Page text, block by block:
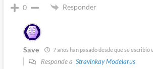
0 Responder
Save 7 años han pasado desde que se escribió
Responde a Stravinkay Modelarus